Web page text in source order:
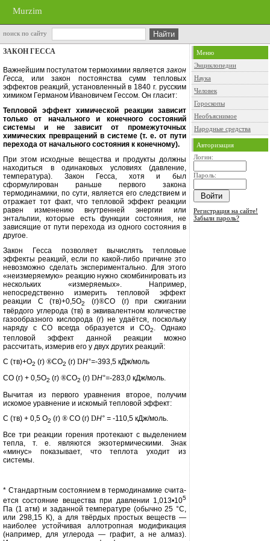
Murzim
поиск по сайту
ЗАКОН ГЕССА
Важнейшим постулатом термохимии является закон
Гесса,или
закон посто­янства сумм тепловых
эффектов ре­акций, установленный в 1840 г. русским
химиком Германом Ивановичем Гессом. Он гласит:
Тепловой эффект химиче­ской реакции зависит
только от начального и конечного состояний
системы и не за­висит от промежуточных
химических превращений в системе (т. е. от пути
перехо­да от начального состояния к конечному).
При этом исходные вещества и продукты должны
находиться в оди­наковых условиях (давление,
темпе­ратура). Закон Гесса, хотя и был
сформулирован раньше первого за­кона
термодинамики, по сути, явля­ется его следствием и
отражает тот факт, что тепловой эффект реакции
равен изменению внутренней энер­гии или
энтальпии, которые есть функции состояния, не
зависящие от пути перехода из одного состояния в
другое.
Закон Гесса позволяет вычислять тепловые
эффекты реакций, если по какой-либо причине это
невозможно сделать экспериментально. Для этого
«неизмеряемую» реакцию нужно скомбинировать из
нескольких «изме­ряемых». Например,
непосредственно измерить тепловой эффект
реакции С (тв)+0,5О2 (г)®СО (г) при сжи­гании
твёрдого углерода (тв) в экви­валентном количестве
газообразного кислорода (г) не удаётся, поскольку
наряду с СО всегда образуется и СО2. Однако
тепловой эффект данной ре­акции можно
рассчитать, измерив его у двух других реакций:
С (тв)+О2 (г) ®СО2 (г) DН°=-393,5 кДж/моль
СО (г) + 0,5О2 (г) ®СО2 (г) DН°=-283,0 кДж/моль.
Вычитая из первого уравнения второе, получим
искомое уравнение и искомый тепловой эффект:
С (тв) + 0,5 О2 (г) ® СО (г) DН° = -110,5 кДж/моль.
Все три реакции горения протекают с выделением
тепла, т. е. являются экзо­термическими. Знак
«минус» показы­вает, что теплота уходит из
системы.
* Стандартным состояни­ем в термодинамике счита­
ется состояние вещества при давлении 1,013•105
Па (1 атм) и заданной темпера­туре (обычно 25 °С,
или 298,15 К), а для твёрдых простых веществ —
наибо­лее устойчивая аллотропная модификация
(например, для углерода — графит, а не алмаз).
Меню
Энциклопедии
Наука
Человек
Гороскопы
Необъяснимое
Народные средства
Авторизация
Логин:
Пароль:
Регистрация на сайте!
Забыли пароль?